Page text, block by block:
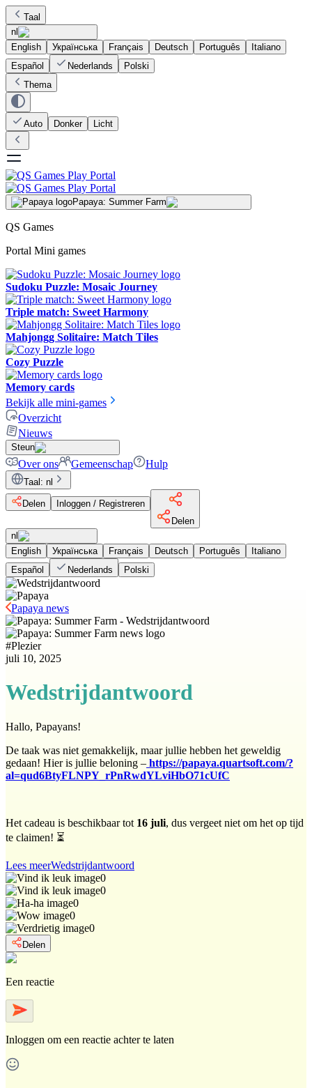
Taal
nl
English
Українська Français Deutsch Português
Italiano
Español
Nederlands
Polski
Thema
Auto Donker Licht
Papaya: Summer Farm
QS Games
Portal Mini games
Sudoku Puzzle: Mosaic Journey
Triple match: Sweet Harmony
Mahjongg Solitaire: Match Tiles
Cozy Puzzle
Memory cards
Bekijk alle mini-games
Overzicht
Nieuws
Steun
Over ons Gemeenschap Hulp
Taal : nl
Delen
Inloggen / Registreren
Delen
nl
English
Українська Français Deutsch Português
Italiano
Español
Nederlands Polski
Papaya news
#Plezier
juli 10, 2025
Wedstrijdantwoord
Hallo, Papayans!
De taak was niet gemakkelijk, maar jullie hebben het geweldig
gedaan! Hier is jullie beloning – https://papaya.quartsoft.com/?
al=qud6BtyFLNPY_rPnRwdYLviHbO71cUfC
Het cadeau is beschikbaar tot 16 juli, dus vergeet niet om het op tijd
te claimen! ⏳
Lees meerWedstrijdantwoord
0
0
0
0
0
Delen
Een reactie
Inloggen om een reactie achter te laten